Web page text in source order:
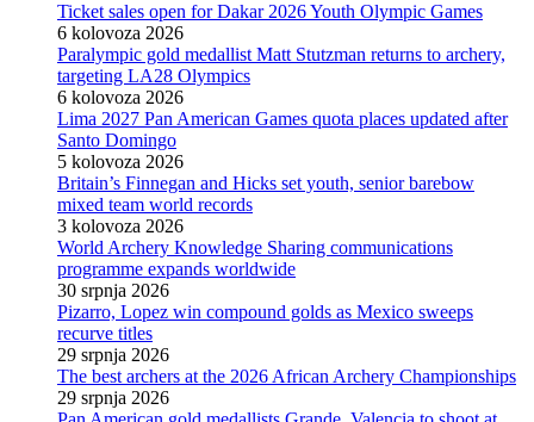
Ticket sales open for Dakar 2026 Youth Olympic Games
6 kolovoza 2026
Paralympic gold medallist Matt Stutzman returns to archery,
targeting LA28 Olympics
6 kolovoza 2026
Lima 2027 Pan American Games quota places updated after
Santo Domingo
5 kolovoza 2026
Britain’s Finnegan and Hicks set youth, senior barebow
mixed team world records
3 kolovoza 2026
World Archery Knowledge Sharing communications
programme expands worldwide
30 srpnja 2026
Pizarro, Lopez win compound golds as Mexico sweeps
recurve titles
29 srpnja 2026
The best archers at the 2026 African Archery Championships
29 srpnja 2026